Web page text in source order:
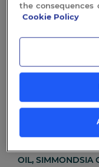
à cette crème
doux parfum
Conseil
visage et cou
Peut être utilisée
INCI: AQUA,
INDICUM SEED
GLYCERYL
OIL, SIMMONDSIA
the consequences
Cookie Policy